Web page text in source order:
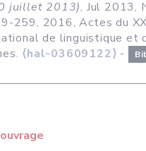
juillet 2013), Jul 2013,
259, 2016, Actes du
de linguistique et
⟨hal-03609122⟩ -